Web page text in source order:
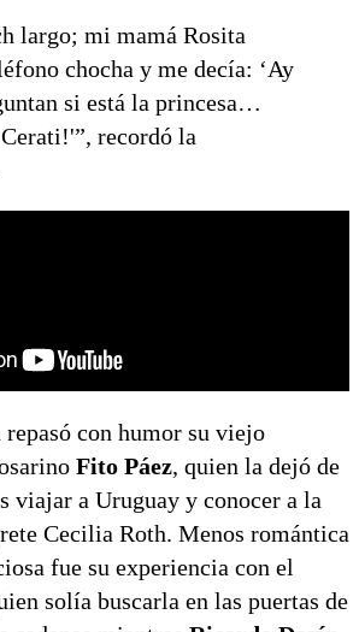
largo; mi mamá Rosita
chocha y me decía: ‘Ay
si está la princesa…
Cerati!'”, recordó la
con humor su viejo
Fito Páez, quien la dejó de
viajar a Uruguay y conocer a la
Cecilia Roth. Menos romántica
fue su experiencia con el
solía buscarla en las puertas de